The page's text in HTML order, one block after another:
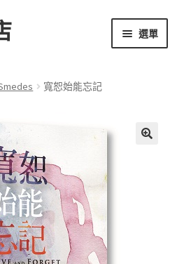
選單
特展
寬恕始能忘記